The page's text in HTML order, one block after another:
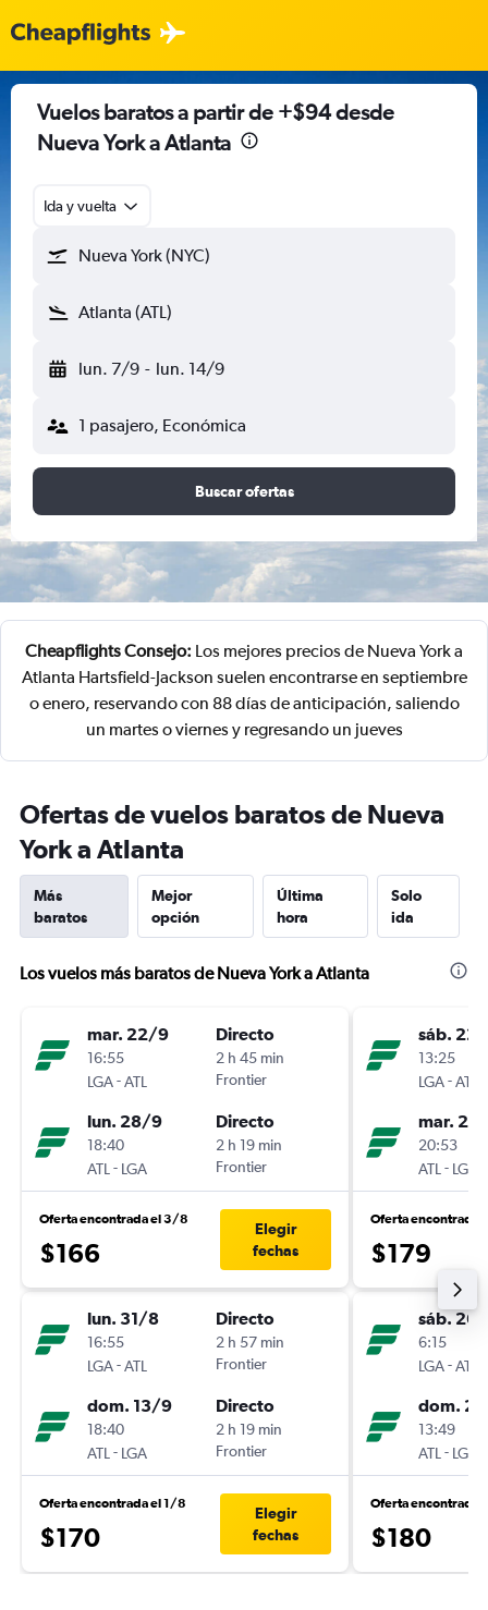
Vuelos baratos a partir de +$94 desde
Nueva York a Atlanta
Ida y vuelta
Nueva York (NYC)
Atlanta (ATL)
lun. 7/9 - lun. 14/9
1 pasajero, Económica
Buscar ofertas
Cheapflights Consejo: Los mejores precios de Nueva York a
Atlanta Hartsfield-Jackson suelen encontrarse en septiembre
o enero, reservando con 88 días de anticipación, saliendo
un martes o viernes y regresando un jueves
Ofertas de vuelos baratos de Nueva
York a Atlanta
Más
baratos
Mejor
opción
Última
hora
Solo
ida
Los vuelos más baratos de Nueva York a Atlanta
mar. 22/9
16:55
LGA-ATL
Directo
2 h 45 min
Frontier
lun. 28/9
18:40
ATL - LGA
Directo
2 h 19 min
Frontier
Oferta encontrada el 3/8
$166
Elegir
fechas
lun. 31/8
16:55
LGA-ATL
Directo
2 h 57 min
Frontier
dom. 13/9
18:40
ATL - LGA
Directo
2 h 19 min
Frontier
Oferta encontrada el 1/8
$170
Elegir
fechas
sáb.
13:25
LGA-ATL
mar.
20:53
ATL - LGA
Oferta encontrada
$179
sáb.
6:15
LGA-ATL
dom.
13:49
ATL - LGA
Oferta encontrada
$180